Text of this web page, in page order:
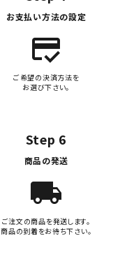
お支払い方法の設定
credit_score
ご希望の決済方法を
お選び下さい。
Step 6
商品の発送
local_shipping
ご注文の商品を発送します。
商品の到着をお待ち下さい。